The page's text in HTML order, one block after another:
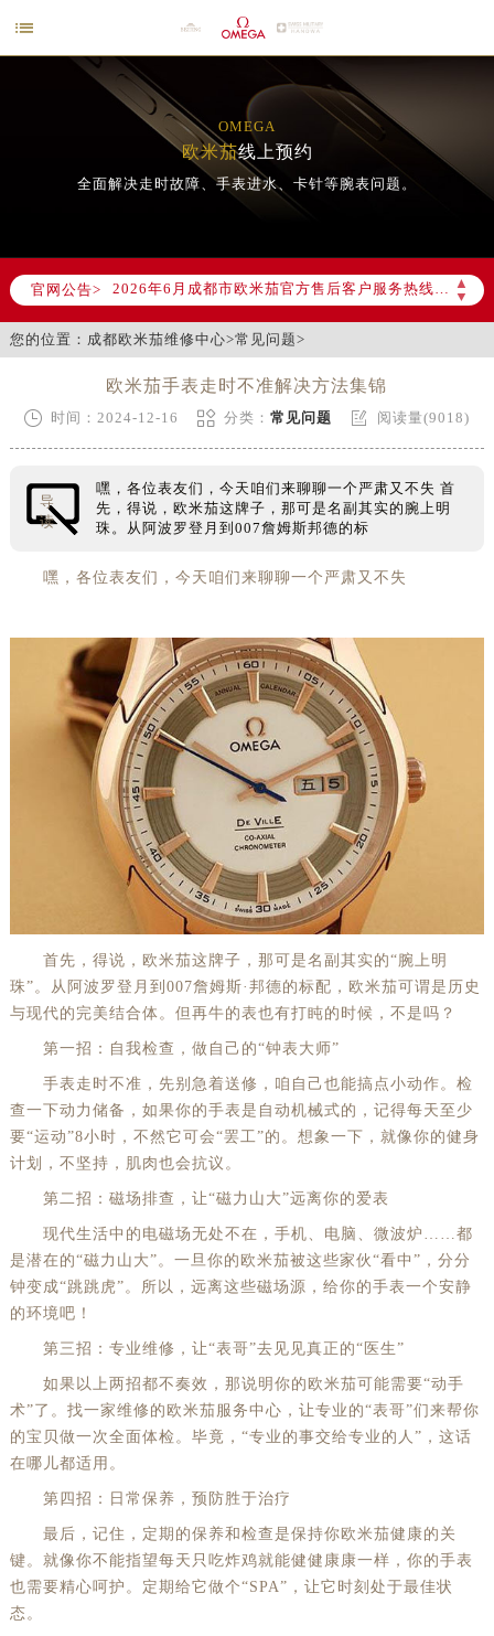

OMEGA
欧米茄线上预约
全面解决走时故障、手表进水、卡针等腕表问题。
官网公告>
▲
▼
2026年6月成都市欧米茄官方售后客户服务热线：400-877-2083
2026年6月欧米茄售后服务中心最新网点地址：
成都市锦江区人民东路6号SAC东原中心写字楼24层2406B室（需提前预约）
节假日正常营业！
您的位置： 成都欧米茄维修中心>常见问题>
欧米茄手表走时不准解决方法集锦
 时间：2024-12-16  分类：常见问题  阅读量(9018)
导
读
嘿，各位表友们，今天咱们来聊聊一个严肃又不失 首
先，得说，欧米茄这牌子，那可是名副其实的腕上明
珠。从阿波罗登月到007詹姆斯邦德的标
嘿，各位表友们，今天咱们来聊聊一个严肃又不失
首先，得说，欧米茄这牌子，那可是名副其实的“腕上明
珠”。从阿波罗登月到007詹姆斯·邦德的标配，欧米茄可谓是历史
与现代的完美结合体。但再牛的表也有打盹的时候，不是吗？
第一招：自我检查，做自己的“钟表大师”
手表走时不准，先别急着送修，咱自己也能搞点小动作。检
查一下动力储备，如果你的手表是自动机械式的，记得每天至少
要“运动”8小时，不然它可会“罢工”的。想象一下，就像你的健身
计划，不坚持，肌肉也会抗议。
第二招：磁场排查，让“磁力山大”远离你的爱表
现代生活中的电磁场无处不在，手机、电脑、微波炉……都
是潜在的“磁力山大”。一旦你的欧米茄被这些家伙“看中”，分分
钟变成“跳跳虎”。所以，远离这些磁场源，给你的手表一个安静
的环境吧！
第三招：专业维修，让“表哥”去见见真正的“医生”
如果以上两招都不奏效，那说明你的欧米茄可能需要“动手
术”了。找一家维修的欧米茄服务中心，让专业的“表哥”们来帮你
的宝贝做一次全面体检。毕竟，“专业的事交给专业的人”，这话
在哪儿都适用。
第四招：日常保养，预防胜于治疗
最后，记住，定期的保养和检查是保持你欧米茄健康的关
键。就像你不能指望每天只吃炸鸡就能健健康康一样，你的手表
也需要精心呵护。定期给它做个“SPA”，让它时刻处于最佳状
态。